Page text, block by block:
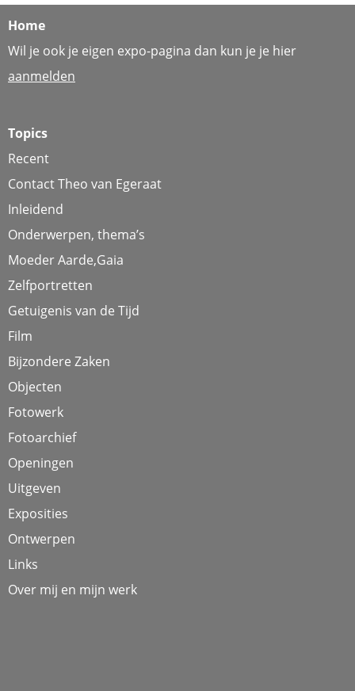
Home
Wil je ook je eigen expo-pagina dan kun je je hier
aanmelden
Topics
Recent
Contact Theo van Egeraat
Inleidend
Onderwerpen, thema’s
Moeder Aarde,Gaia
Zelfportretten
Getuigenis van de Tijd
Film
Bijzondere Zaken
Objecten
Fotowerk
Fotoarchief
Openingen
Uitgeven
Exposities
Ontwerpen
Links
Over mij en mijn werk